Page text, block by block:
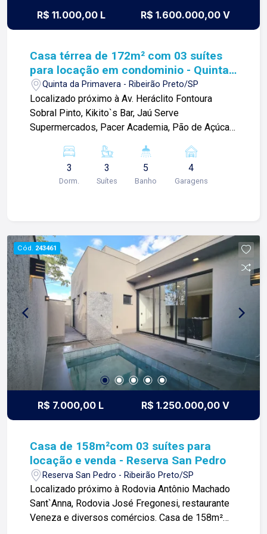
R$ 11.000,00 L R$ 1.600.000,00 V
Casa térrea de 172m² com 03 suítes
para locação em condominio - Quinta
da Primavera
Quinta da Primavera - Ribeirão Preto/SP
Localizado próximo à Av. Heráclito Fontoura
Sobral Pinto, Kikito`s Bar, Jaú Serve
Supermercados, Pacer Academia, Pão de Açúcar
-03 suítes master climatizadas com closet; -Sala
ampla 02 ambientes; -Escritório; -01 lavabo; -
Cozinha planejada; -Área de serviço com
em contato. Lago Imóveis ? desde 1987
construindo relacionamentos e confiança com
clientes e proprietários.
3
Dorm.
3
Suítes
5
Banho
4
Garagens
Cód. 243461
R$ 7.000,00 L R$ 1.250.000,00 V
Casa de 158m²com 03 suítes para
locação e venda - Reserva San Pedro
Reserva San Pedro - Ribeirão Preto/SP
Localizado próximo à Rodovia Antônio Machado
Sant`Anna, Rodovia José Fregonesi, restaurante
Veneza e diversos comércios. Casa de 158m²